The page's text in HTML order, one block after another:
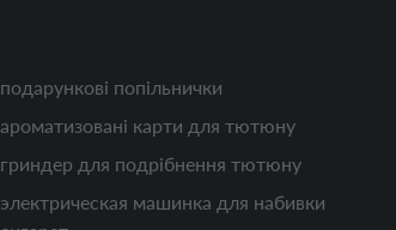
подарункові попільнички
ароматизовані карти для тютюну
гриндер для подрібнення тютюну
электрическая машинка для набивки